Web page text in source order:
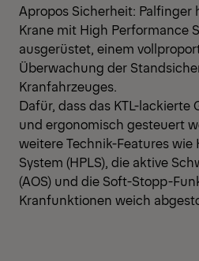
Apropos Sicherheit: Palfinger
Krane mit High Performance
ausgerüstet, einem
Überwachung der
Kranfahrzeuges.
Dafür, dass das KTL-lackierte
und ergonomisch gesteuert
weitere Technik-Features wie
System (HPLS), die aktive
(AOS) und die Soft-Stopp-
Kranfunktionen weich